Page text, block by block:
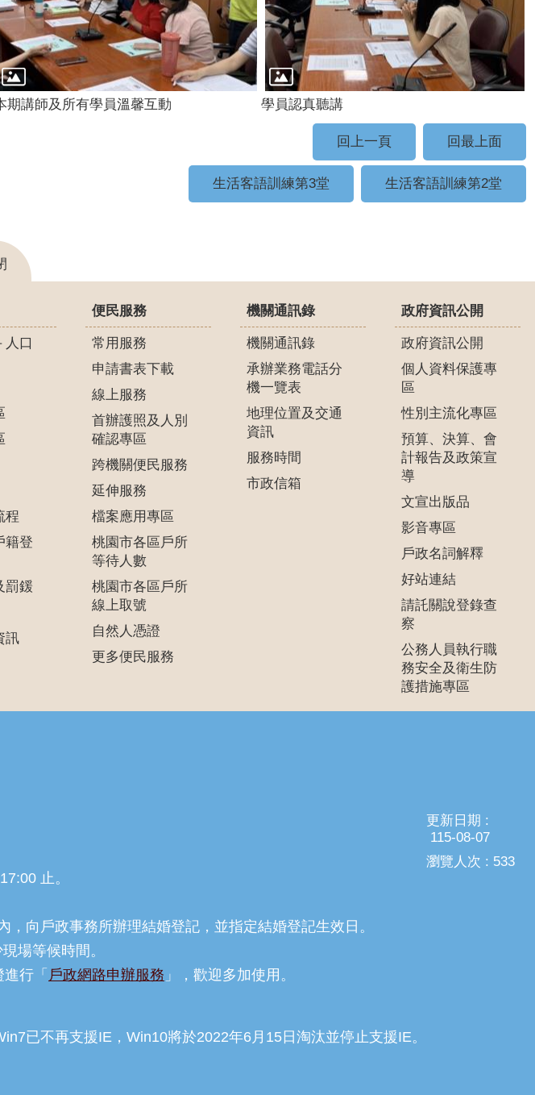
期講師及所有學員溫馨互動 學員認真聽講
回上一頁 回最上面
生活客語訓練第3堂 生活客語訓練第2堂
人口
程
籍登
罰鍰
訊
便民服務
常用服務
申請書表下載
線上服務
首辦護照及人別
確認專區
跨機關便民服務
延伸服務
檔案應用專區
桃園市各區戶所
等待人數
桃園市各區戶所
線上取號
自然人憑證
更多便民服務
機關通訊錄
機關通訊錄
承辦業務電話分
機一覽表
地理位置及交通
資訊
服務時間
市政信箱
政府資訊公開
政府資訊公開
個人資料保護專
區
性別主流化專區
預算、決算、會
計報告及政策宣
導
文宣出版品
影音專區
戶政名詞解釋
好站連結
請託關說登錄查
察
公務人員執行職
務安全及衛生防
護措施專區
止。
向戶政事務所辦理結婚登記，並指定結婚登記生效日。
場等候時間。
行「 戶政網路申辦服務 」，歡迎多加使用。
已不再支援IE，Win10將於2022年6月15日淘汰並停止支援IE。
更新日期
115-08-07
瀏覽人次
533